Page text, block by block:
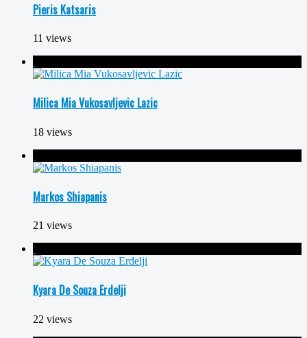
Pieris Katsaris
11 views
Milica Mia Vukosavljevic Lazic
18 views
Markos Shiapanis
21 views
Kyara De Souza Erdelji
22 views